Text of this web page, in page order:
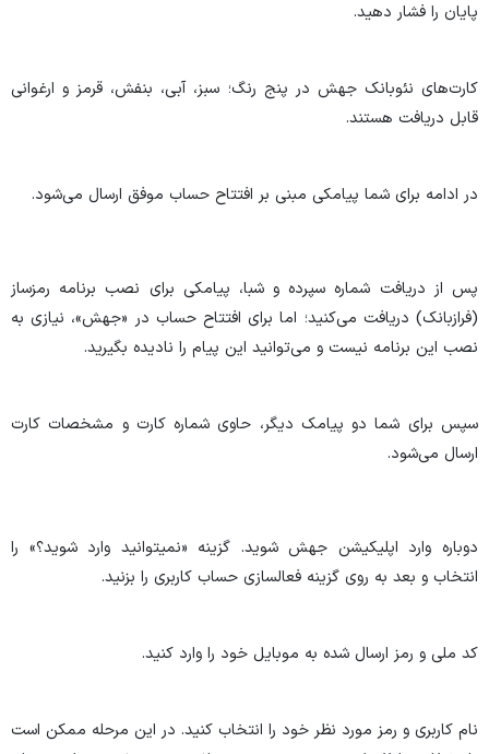
پایان را فشار دهید.
کارت‌های نئوبانک جهش در پنج رنگ؛ سبز، آبی، بنفش، قرمز و ارغوانی
قابل دریافت هستند.
در ادامه برای شما پیامکی مبنی بر افتتاح حساب موفق ارسال می‌شود.
پس از دریافت شماره سپرده و شبا، پیامکی برای نصب برنامه رمزساز
(فرازبانک) دریافت می‌کنید؛ اما برای افتتاح حساب در «جهش»، نیازی به
نصب این برنامه نیست و می‌توانید این پیام را نادیده بگیرید.
سپس برای شما دو پیامک دیگر، حاوی شماره کارت و مشخصات کارت
ارسال می‌شود.
دوباره وارد اپلیکیشن جهش شوید. گزینه «نمیتوانید وارد شوید؟» را
انتخاب و بعد به روی گزینه فعالسازی حساب کاربری را بزنید.
کد ملی و رمز ارسال شده به موبایل خود را وارد کنید.
نام کاربری و رمز مورد نظر خود را انتخاب کنید. در این مرحله ممکن است